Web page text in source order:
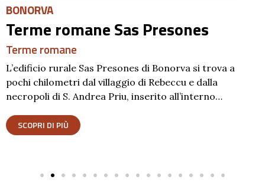
BONORVA
Terme romane Sas Presones
Terme romane
L’edificio rurale Sas Presones di Bonorva si trova a
pochi chilometri dal villaggio di Rebeccu e dalla
necropoli di S. Andrea Priu, inserito all’interno…
SCOPRI DI PIÙ